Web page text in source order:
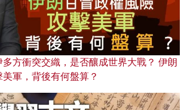
方衝突交織，是否釀成世界大戰？ 伊朗
軍，背後有何盤算？